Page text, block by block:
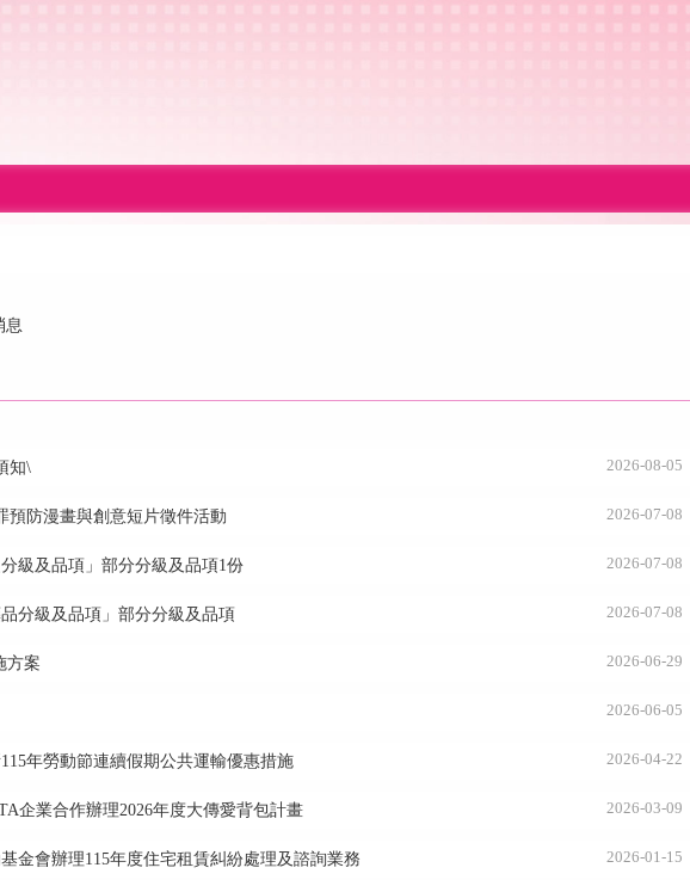
息
知\ 2026-08-05
預防漫畫與創意短片徵件活動 2026-07-08
級及品項」部分分級及品項1份 2026-07-08
分級及品項」部分分級及品項 2026-07-08
方案 2026-06-29
2026-06-05
年勞動節連續假期公共運輸優惠措施 2026-04-22
企業合作辦理2026年度大傳愛背包計畫 2026-03-09
金會辦理115年度住宅租賃糾紛處理及諮詢業務 2026-01-15